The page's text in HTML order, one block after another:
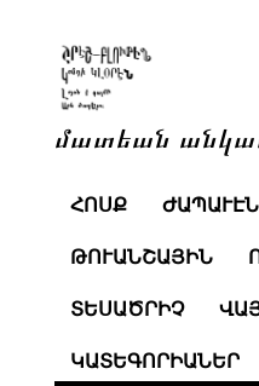
մատեան
ՀՈՍՔ ԺԱՊԱՒԷՆ
ԹՈՒԱՆՇԱՅԻՆ
ՏԵՍԱԾՐԻՉ
ԿԱՏԵԳՈՐԻԱՆԵՐ